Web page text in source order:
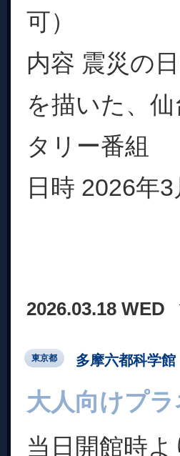
可）
内容 震災の
を描いた、
タリー番組
日時 2026年
2026.03.18 WED
東京都 多摩六都科学館
大人向けプ
当日開館時